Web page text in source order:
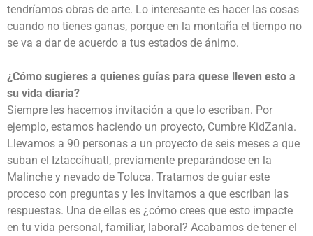
tendríamos obras de arte. Lo interesante es hacer las cosas
cuando no tienes ganas, porque en la montaña el tiempo no
se va a dar de acuerdo a tus estados de ánimo.
¿Cómo sugieres a quienes guías para quese lleven esto a
su vida diaria?
Siempre les hacemos invitación a que lo escriban. Por
ejemplo, estamos haciendo un proyecto, Cumbre KidZania.
Llevamos a 90 personas a un proyecto de seis meses a que
suban el Iztaccíhuatl, previamente preparándose en la
Malinche y nevado de Toluca. Tratamos de guiar este
proceso con preguntas y les invitamos a que escriban las
respuestas. Una de ellas es ¿cómo crees que esto impacte
en tu vida personal, familiar, laboral? Acabamos de tener el